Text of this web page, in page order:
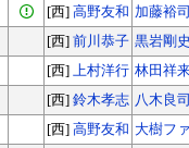
[西] 高野友和 加藤裕司
[西] 前川恭子 黒岩剛史
[西] 上村洋行 林田祥
[西] 鈴木孝志 八木良司
[西] 高野友和 大樹フ